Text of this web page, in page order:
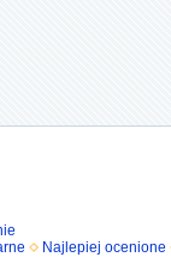
Najlepiej ocenione